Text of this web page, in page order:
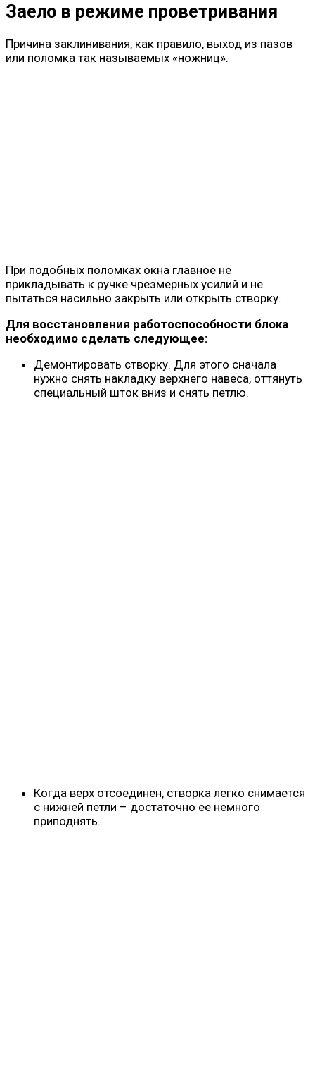
Заело в режиме проветривания
Причина заклинивания, как правило, выход из пазов
или поломка так называемых «ножниц».
При подобных поломках окна главное не
прикладывать к ручке чрезмерных усилий и не
пытаться насильно закрыть или открыть створку.
Для восстановления работоспособности блока
необходимо сделать следующее:
Демонтировать створку. Для этого сначала
нужно снять накладку верхнего навеса, оттянуть
специальный шток вниз и снять петлю.
Когда верх отсоединен, створка легко снимается
с нижней петли – достаточно ее немного
приподнять.